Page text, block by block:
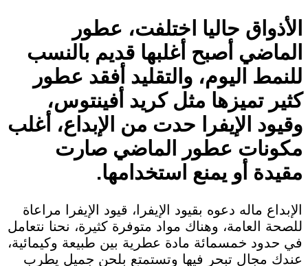
الأذواق حاليا اختلفت، عطور
الماضي أصبح أغلبها قديم بالنسب
للنمط اليوم، والتقليد أفقد عطور
كثير تميزها مثل كريد أفينتوس،
وقيود الإيفرا حدت من الإبداع، أغلب
مكونات عطور الماضي صارت
مقيدة أو يمنع استخدامها.
الإبداع ماله دعوه بقيود الإيفرا، قيود الإيفرا مراعاة
للصحة العامة، وهناك مواد متوفرة كثيرة، نحنا نتعامل
في حدود خمسمائة مادة عطرية بين طبيعة وكيمائية،
عندك مجال تبحر فيها وتستمتع بلحن جميل يطرب